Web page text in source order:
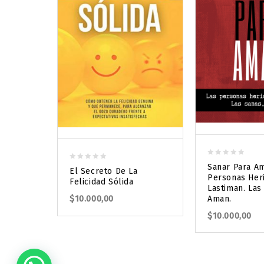
out
of
5
El Secreto De La
Felicidad Sólida
$10.000,00
out
of
5
Sanar Para
Personas
Lastiman. Las
Aman.
$10.000,00